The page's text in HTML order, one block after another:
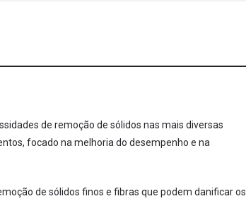
de remoção de sólidos nas mais diversas
focado na melhoria do desempenho e na
de sólidos finos e fibras que podem danificar os